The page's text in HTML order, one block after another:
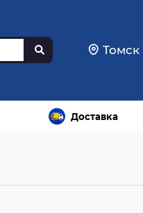
Томск
Доставка